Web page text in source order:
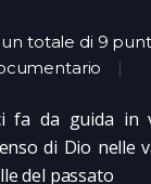
totale di 9
fa da guida in
di Dio nelle
del passato